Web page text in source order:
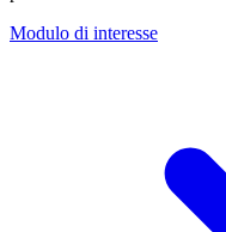
Modulo di interesse